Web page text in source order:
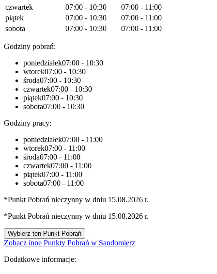
czwartek
07:00 - 10:30
07:00 - 11:00
piątek
07:00 - 10:30
07:00 - 11:00
sobota
07:00 - 10:30 07:00 - 11:00
Godziny pobrań:
poniedziałek07:00 - 10:30
wtorek07:00 - 10:30
środa07:00 - 10:30
czwartek07:00 - 10:30
piątek07:00 - 10:30
sobota07:00 - 10:30
Godziny pracy:
poniedziałek07:00 - 11:00
wtorek07:00 - 11:00
środa07:00 - 11:00
czwartek07:00 - 11:00
piątek07:00 - 11:00
sobota07:00 - 11:00
*Punkt Pobrań nieczynny w dniu 15.08.2026 r.
*Punkt Pobrań nieczynny w dniu 15.08.2026 r.
Wybierz ten Punkt Pobrań
Zobacz inne Punkty Pobrań w Sandomierz
Dodatkowe informacje: